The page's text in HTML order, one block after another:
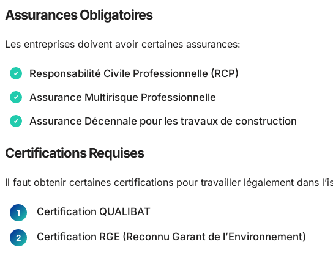
Assurances Obligatoires
Les entreprises doivent avoir certaines assurances:
Responsabilité Civile Professionnelle (RCP)
Assurance Multirisque Professionnelle
Assurance Décennale pour les travaux de construction
Certifications Requises
Il faut obtenir certaines certifications pour travailler légalement dans
Certification QUALIBAT
Certification RGE (Reconnu Garant de l’Environnement)